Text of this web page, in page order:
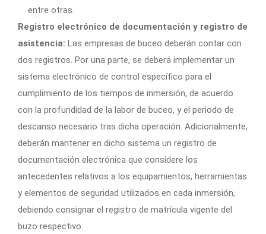
entre otras.
Registro electrónico de documentación y registro de
asistencia: Las empresas de buceo deberán contar con
dos registros. Por una parte, se deberá implementar un
sistema electrónico de control específico para el
cumplimiento de los tiempos de inmersión, de acuerdo
con la profundidad de la labor de buceo, y el periodo de
descanso necesario tras dicha operación. Adicionalmente,
deberán mantener en dicho sistema un registro de
documentación electrónica que considere los
antecedentes relativos a los equipamientos, herramientas
y elementos de seguridad utilizados en cada inmersión,
debiendo consignar el registro de matrícula vigente del
buzo respectivo.